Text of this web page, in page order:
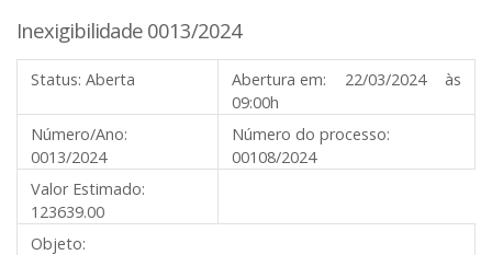
Inexigibilidade 0013/2024
Status: Aberta Abertura em: 22/03/2024 às
09:00h
Número/Ano:
0013/2024
Número do processo:
00108/2024
Valor Estimado:
123639.00
Objeto: